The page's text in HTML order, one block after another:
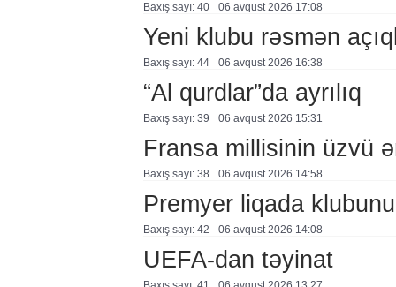
Baxış sayı: 40 06 avqust 2026 17:08
Yeni klubu rəsmən
Baxış sayı: 44 06 avqust 2026 16:38
“Al qurdlar”da ayrılıq
Baxış sayı: 39 06 avqust 2026 15:31
Fransa millisinin üzvü
Baxış sayı: 38 06 avqust 2026 14:58
Premyer liqada
Baxış sayı: 42 06 avqust 2026 14:08
UEFA-dan təyinat